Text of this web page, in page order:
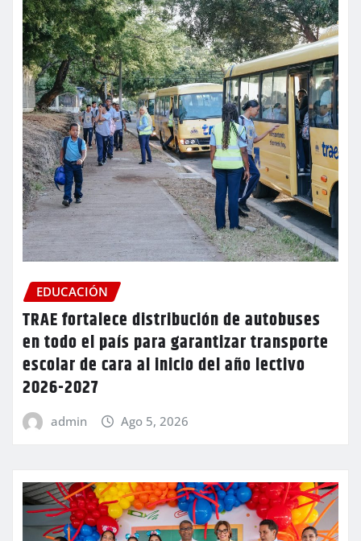
EDUCACIÓN
TRAE fortalece distribución de autobuses
en todo el país para garantizar transporte
escolar de cara al inicio del año lectivo
2026-2027
admin Ago 5, 2026